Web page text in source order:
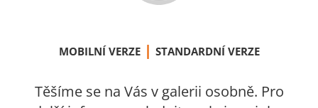
MOBILNÍ VERZE | STANDARDNÍ VERZE
Těšíme se na Vás v galerii osobně. Pro